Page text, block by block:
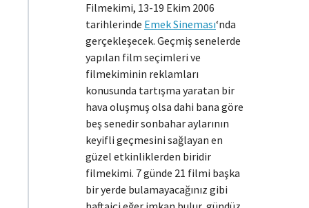
Filmekimi, 13-19 Ekim 2006
tarihlerinde Emek Sineması‘nda
gerçekleşecek. Geçmiş senelerde
yapılan film seçimleri ve
filmekiminin reklamları
konusunda tartışma yaratan bir
hava oluşmuş olsa dahi bana göre
beş senedir sonbahar aylarının
keyifli geçmesini sağlayan en
güzel etkinliklerden biridir
filmekimi. 7 günde 21 filmi başka
bir yerde bulamayacağınız gibi